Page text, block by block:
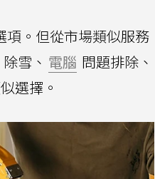
項。但從市場類似服務
雪、 電腦 問題排除、
選擇。